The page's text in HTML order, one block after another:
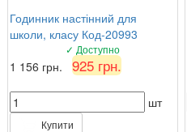
Годинник настінний для
школи, класу Код-20993
✓ Доступно
1 156 грн. 925 грн.
шт
Купити